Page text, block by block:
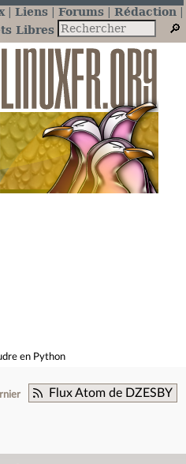
Liens Forums
Rédaction
Libres
en Python
Flux Atom de DZESBY